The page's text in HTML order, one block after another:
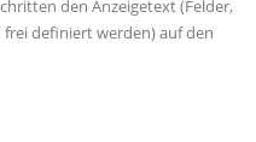
den Anzeigetext (Felder,
definiert werden) auf den